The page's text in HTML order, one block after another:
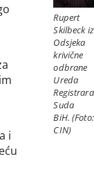
Rupert
Skilbeck iz
Odsjeka
krivične
odbrane
Ureda
Registrara
Suda
BiH. (Foto:
CIN)
i